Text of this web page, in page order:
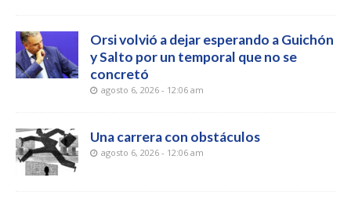
Orsi volvió a dejar esperando a Guichón
y Salto por un temporal que no se
concretó
agosto 6, 2026 - 12:06 am
Una carrera con obstáculos
agosto 6, 2026 - 12:06 am